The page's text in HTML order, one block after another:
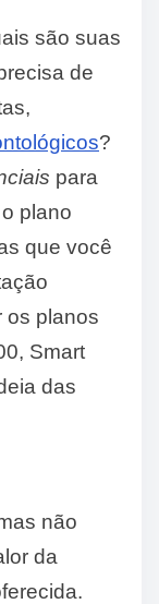
são suas
de
?
para
plano
que você
os planos
Smart
das
não
da